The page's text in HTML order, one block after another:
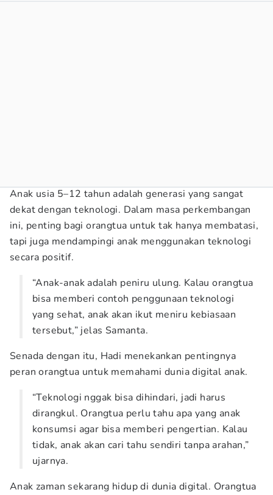
Anak usia 5–12 tahun adalah generasi yang sangat
dekat dengan teknologi. Dalam masa perkembangan
ini, penting bagi orangtua untuk tak hanya membatasi,
tapi juga mendampingi anak menggunakan teknologi
secara positif.
“Anak-anak adalah peniru ulung. Kalau orangtua
bisa memberi contoh penggunaan teknologi
yang sehat, anak akan ikut meniru kebiasaan
tersebut,” jelas Samanta.
Senada dengan itu, Hadi menekankan pentingnya
peran orangtua untuk memahami dunia digital anak.
“Teknologi nggak bisa dihindari, jadi harus
dirangkul. Orangtua perlu tahu apa yang anak
konsumsi agar bisa memberi pengertian. Kalau
tidak, anak akan cari tahu sendiri tanpa arahan,”
ujarnya.
Anak zaman sekarang hidup di dunia digital. Orangtua